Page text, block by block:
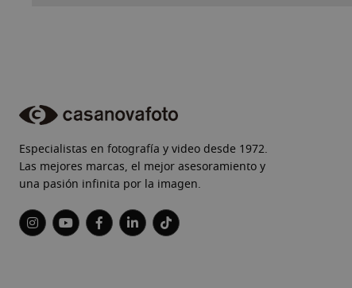
Especialistas en fotografía y video desde 1972.
Las mejores marcas, el mejor asesoramiento y
una pasión infinita por la imagen.